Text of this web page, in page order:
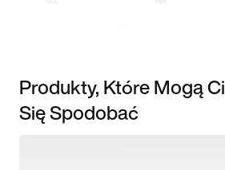
Produkty, Które Mogą Ci
Się Spodobać